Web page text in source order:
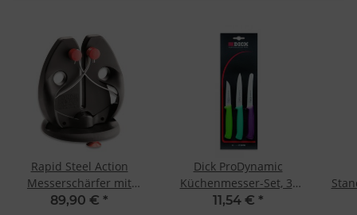
Rapid Steel Action
Messerschärfer mit
Standplatte
89,90 € *
Dick ProDynamic
Küchenmesser-Set, 3-
tlg.,
11,54 € *